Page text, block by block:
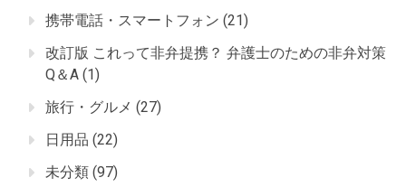
携帯電話・スマートフォン (21)
改訂版 これって非弁提携？ 弁護士のための非弁対策
Q＆A (1)
旅行・グルメ (27)
日用品 (22)
未分類 (97)